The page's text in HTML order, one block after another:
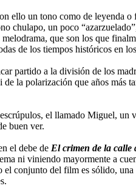
ello un tono como de leyenda
un poco
que son los que
de los tiempos históricos en
partido a la división de los
la polarización que años más
el llamado Miguel,
buen ver.
el debe de El crimen de la calle
ni viniendo mayormente a
conjunto del film es sólido,